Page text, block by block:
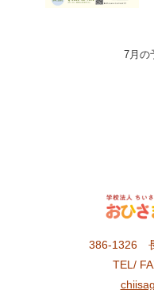
7月の
386-1326
TEL/